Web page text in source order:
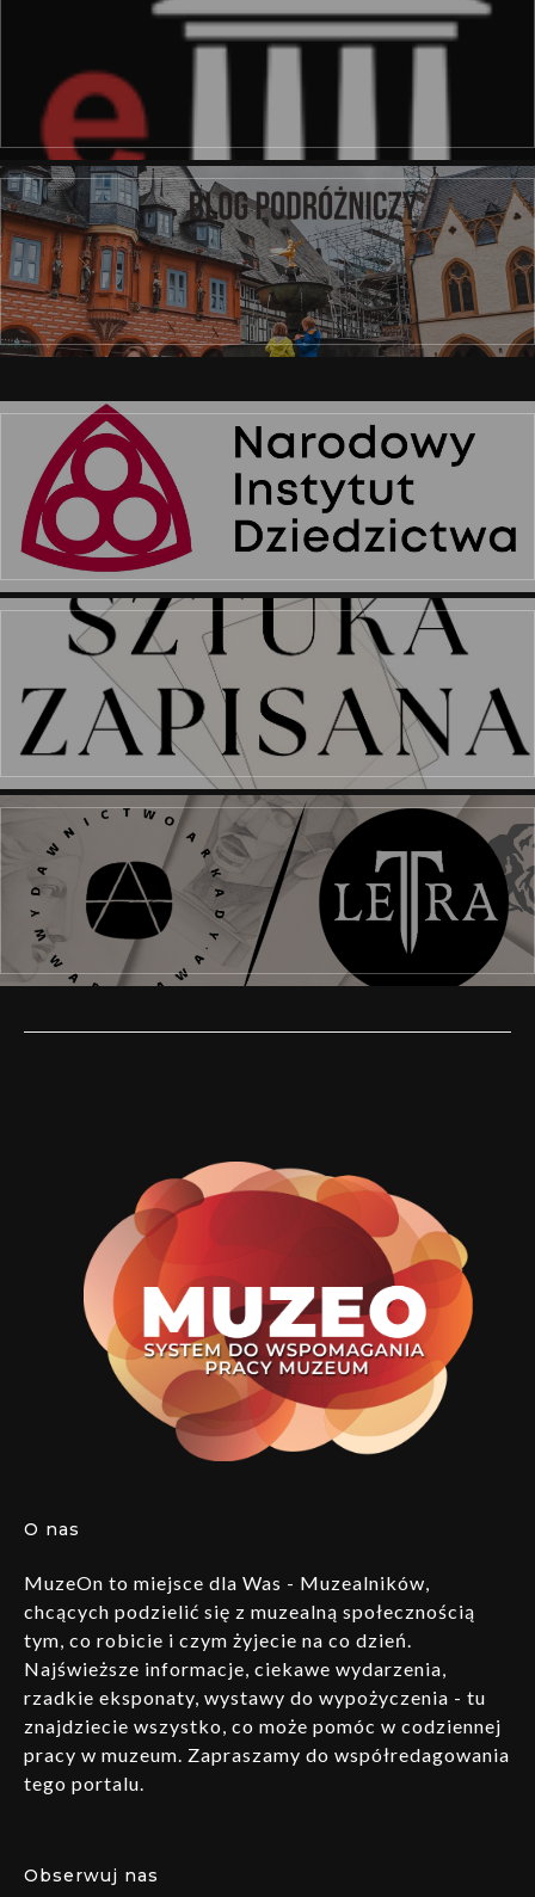
O nas
MuzeOn to miejsce dla Was - Muzealników,
chcących podzielić się z muzealną społecznością
tym, co robicie i czym żyjecie na co dzień.
Najświeższe informacje, ciekawe wydarzenia,
rzadkie eksponaty, wystawy do wypożyczenia - tu
znajdziecie wszystko, co może pomóc w codziennej
pracy w muzeum. Zapraszamy do współredagowania
tego portalu.
Obserwuj nas